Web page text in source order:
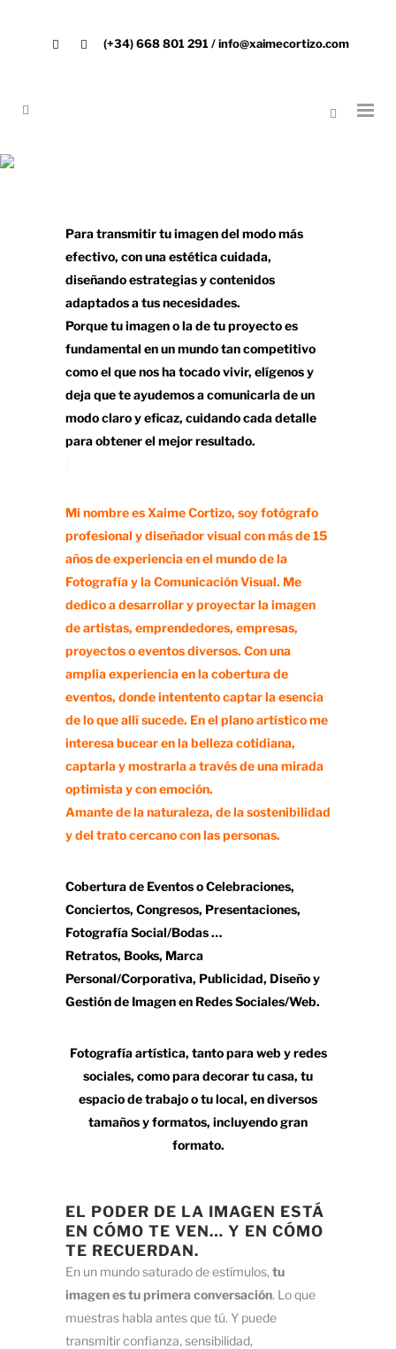
(+34) 668 801 291 / info@xaimecortizo.com
Para transmitir tu imagen del modo más
efectivo, con una estética cuidada,
diseñando estrategias y contenidos
adaptados a tus necesidades.
Porque tu imagen o la de tu proyecto es
fundamental en un mundo tan competitivo
como el que nos ha tocado vivir, elígenos y
deja que te ayudemos a comunicarla de un
modo claro y eficaz, cuidando cada detalle
para obtener el mejor resultado.
Mi nombre es Xaime Cortizo, soy fotógrafo
profesional y diseñador visual con más de 15
años de experiencia en el mundo de la
Fotografía y la Comunicación Visual. Me
dedico a desarrollar y proyectar la imagen
de artistas, emprendedores, empresas,
proyectos o eventos diversos. Con una
amplia experiencia en la cobertura de
eventos, donde intentento captar la esencia
de lo que allí sucede. En el plano artístico me
interesa bucear en la belleza cotidiana,
captarla y mostrarla a través de una mirada
optimista y con emoción.
Amante de la naturaleza, de la sostenibilidad
y del trato cercano con las personas.
Cobertura de Eventos o Celebraciones,
Conciertos, Congresos, Presentaciones,
Fotografía Social/Bodas …
Retratos, Books, Marca
Personal/Corporativa, Publicidad, Diseño y
Gestión de Imagen en Redes Sociales/Web.
Fotografía artística, tanto para web y redes
sociales, como para decorar tu casa, tu
espacio de trabajo o tu local, en diversos
tamaños y formatos, incluyendo gran
formato.
EL PODER DE LA IMAGEN ESTÁ
EN CÓMO TE VEN… Y EN CÓMO
TE RECUERDAN.
En un mundo saturado de estímulos, tu
imagen es tu primera conversación. Lo que
muestras habla antes que tú. Y puede
transmitir confianza, sensibilidad,